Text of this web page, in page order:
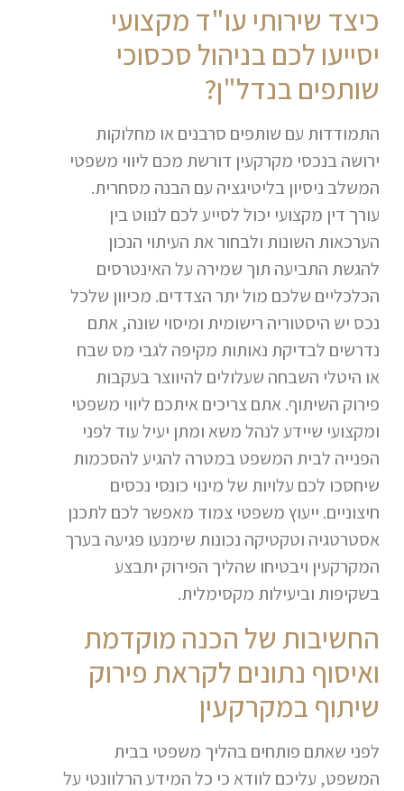
כיצד שירותי עו"ד מקצועי
יסייעו לכם בניהול סכסוכי
שותפים בנדל"ן?
התמודדות עם שותפים סרבנים או מחלוקות
ירושה בנכסי מקרקעין דורשת מכם ליווי משפטי
המשלב ניסיון בליטיגציה עם הבנה מסחרית.
עורך דין מקצועי יכול לסייע לכם לנווט בין
הערכאות השונות ולבחור את העיתוי הנכון
להגשת התביעה תוך שמירה על האינטרסים
הכלכליים שלכם מול יתר הצדדים. מכיוון שלכל
נכס יש היסטוריה רישומית ומיסוי שונה, אתם
נדרשים לבדיקת נאותות מקיפה לגבי מס שבח
או היטלי השבחה שעלולים להיווצר בעקבות
פירוק השיתוף. אתם צריכים איתכם ליווי משפטי
ומקצועי שיידע לנהל משא ומתן יעיל עוד לפני
הפנייה לבית המשפט במטרה להגיע להסכמות
שיחסכו לכם עלויות של מינוי כונסי נכסים
חיצוניים. ייעוץ משפטי צמוד מאפשר לכם לתכנן
אסטרטגיה וטקטיקה נכונות שימנעו פגיעה בערך
המקרקעין ויבטיחו שהליך הפירוק יתבצע
בשקיפות וביעילות מקסימלית.
החשיבות של הכנה מוקדמת
ואיסוף נתונים לקראת פירוק
שיתוף במקרקעין
לפני שאתם פותחים בהליך משפטי בבית
המשפט, עליכם לוודא כי כל המידע הרלוונטי על